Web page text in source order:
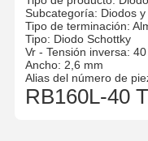
Subcategoría: Diodos
Tipo de terminación:
Tipo: Diodo Schottky
Vr - Tensión inversa:
Ancho: 2,6 mm
Alias del número de
RB160L-40